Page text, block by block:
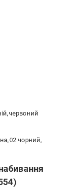
червоний
02 чорний